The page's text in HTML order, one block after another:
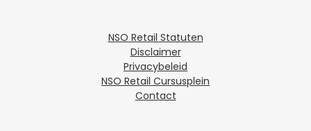
NSO Retail Statuten
Disclaimer
Privacybeleid
NSO Retail Cursusplein
Contact